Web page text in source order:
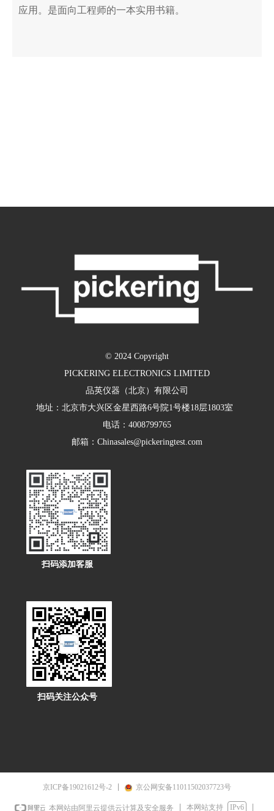
应用。是面向工程师的一本实用书籍。
© 2024 Copyright
PICKERING ELECTRONICS LIMITED
品英仪器（北京）有限公司
地址：北京市大兴区金星西路6号院1号楼18层1803室
电话：4008799765
邮箱：Chinasales@pickeringtest.com
扫码关注公众号
扫码添加客服
京ICP备19021612号-2 京公网安备11011502037723号
本网站由阿里云提供云计算及安全服务 本网站支持 IPv6